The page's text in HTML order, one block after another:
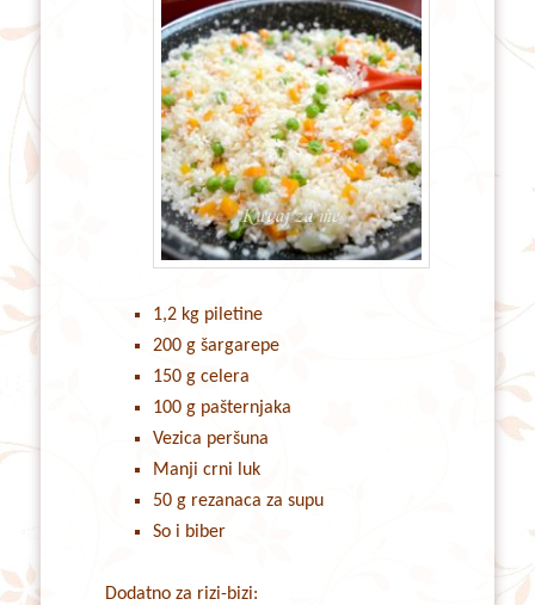
1,2 kg piletine
200 g šargarepe
150 g celera
100 g pašternjaka
Vezica peršuna
Manji crni luk
50 g rezanaca za supu
So i biber
Dodatno za rizi-bizi: